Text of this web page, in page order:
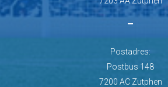
–
Postadres:
Postbus 148
7200 AC Zutphen